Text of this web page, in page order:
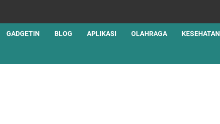
GADGETIN BLOG APLIKASI OLAHRAGA KESEHATAN